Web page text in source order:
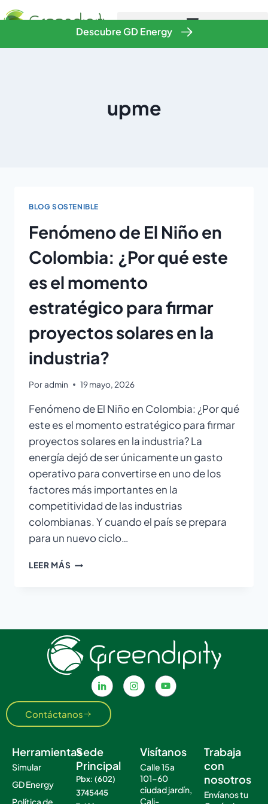
Descubre GD Energy
upme
BLOG SOSTENIBLE
Fenómeno de El Niño en
Colombia: ¿Por qué este
es el momento
estratégico para firmar
proyectos solares en la
industria?
Poradmin 19 mayo, 2026
Fenómeno de El Niño en Colombia: ¿Por qué
este es el momento estratégico para firmar
proyectos solares en la industria? La
energía dejó de ser únicamente un gasto
operativo para convertirse en uno de los
factores más importantes en la
competitividad de las industrias
colombianas. Y cuando el país se prepara
para un nuevo ciclo…
LEER MÁS
Contáctanos
Herramientas
Simular
GD Energy
Política de
Sede
Principal
Pbx: (602)
3745445
Visítanos
Calle 15a
101-60
ciudad jardín,
Cali-
Trabaja
con
nosotros
Envíanos tu